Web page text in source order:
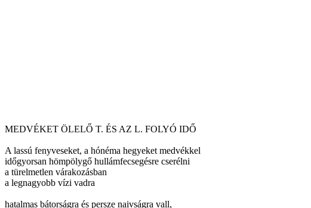
MEDVÉKET ÖLELŐ T. ÉS AZ L. FOLYÓ IDŐ
A lassú fenyveseket, a hónéma hegyeket medvékkel
időgyorsan hömpölygő hullámfecsegésre cserélni
a türelmetlen várakozásban
a legnagyobb vízi vadra
hatalmas bátorságra és persze naivságra vall,